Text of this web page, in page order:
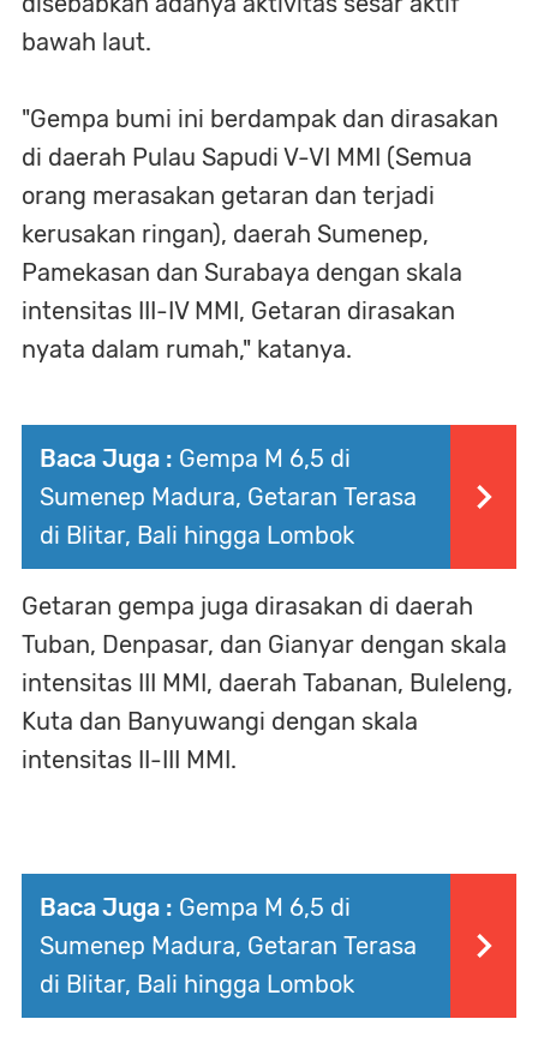
bawah laut.
"Gempa bumi ini berdampak dan dirasakan
di daerah Pulau Sapudi V-VI MMI (Semua
orang merasakan getaran dan terjadi
kerusakan ringan), daerah Sumenep,
Pamekasan dan Surabaya dengan skala
intensitas III-IV MMI, Getaran dirasakan
nyata dalam rumah," katanya.
Baca Juga : Gempa M 6,5 di
Sumenep Madura, Getaran Terasa
di Blitar, Bali hingga Lombok
Getaran gempa juga dirasakan di daerah
Tuban, Denpasar, dan Gianyar dengan skala
intensitas III MMI, daerah Tabanan, Buleleng,
Kuta dan Banyuwangi dengan skala
intensitas II-III MMI.
Baca Juga : Gempa M 6,5 di
Sumenep Madura, Getaran Terasa
di Blitar, Bali hingga Lombok